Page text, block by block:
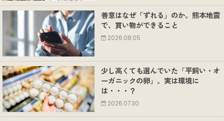
善意はなぜ「ずれる」のか。熊本地震
で、買い物ができること
2026.08.05
少し高くても選んでいた「平飼い・オ
ーガニックの卵」。実は環境に
は・・・？
2026.07.30